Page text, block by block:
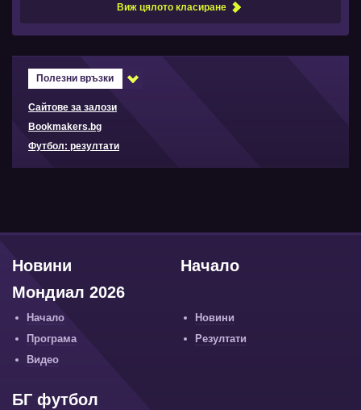
Виж цялото класиране
Полезни връзки
Сайтове за залози
Bookmakers.bg
Футбол: резултати
Начало
Новини
Мондиал 2026
Начало
Новини
Програма
Резултати
Видео
БГ футбол